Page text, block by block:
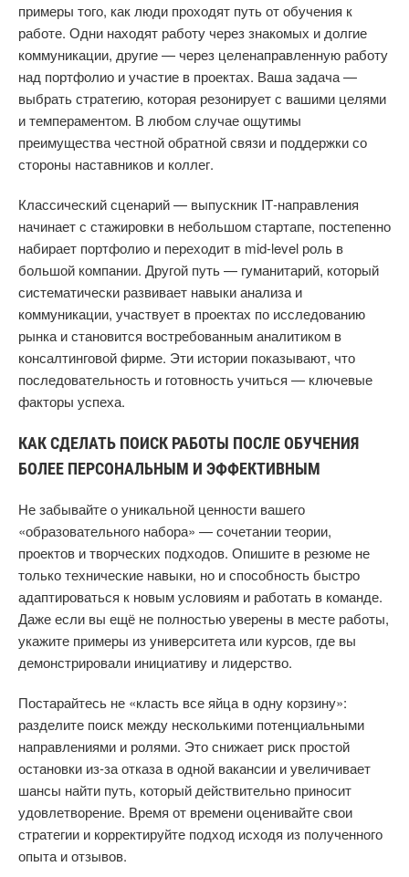
примеры того, как люди проходят путь от обучения к
работе. Одни находят работу через знакомых и долгие
коммуникации, другие — через целенаправленную работу
над портфолио и участие в проектах. Ваша задача —
выбрать стратегию, которая резонирует с вашими целями
и темпераментом. В любом случае ощутимы
преимущества честной обратной связи и поддержки со
стороны наставников и коллег.
Классический сценарий — выпускник IT‑направления
начинает с стажировки в небольшом стартапе, постепенно
набирает портфолио и переходит в mid‑level роль в
большой компании. Другой путь — гуманитарий, который
систематически развивает навыки анализа и
коммуникации, участвует в проектах по исследованию
рынка и становится востребованным аналитиком в
консалтинговой фирме. Эти истории показывают, что
последовательность и готовность учиться — ключевые
факторы успеха.
КАК СДЕЛАТЬ ПОИСК РАБОТЫ ПОСЛЕ ОБУЧЕНИЯ
БОЛЕЕ ПЕРСОНАЛЬНЫМ И ЭФФЕКТИВНЫМ
Не забывайте о уникальной ценности вашего
«образовательного набора» — сочетании теории,
проектов и творческих подходов. Опишите в резюме не
только технические навыки, но и способность быстро
адаптироваться к новым условиям и работать в команде.
Даже если вы ещё не полностью уверены в месте работы,
укажите примеры из университета или курсов, где вы
демонстрировали инициативу и лидерство.
Постарайтесь не «класть все яйца в одну корзину»:
разделите поиск между несколькими потенциальными
направлениями и ролями. Это снижает риск простой
остановки из‑за отказа в одной вакансии и увеличивает
шансы найти путь, который действительно приносит
удовлетворение. Время от времени оценивайте свои
стратегии и корректируйте подход исходя из полученного
опыта и отзывов.